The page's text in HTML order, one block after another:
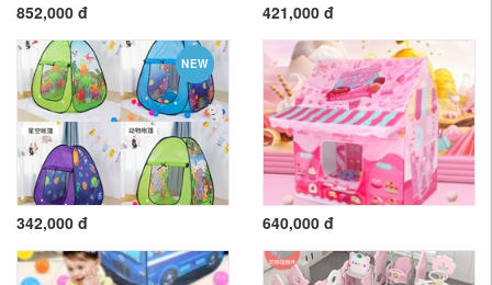
852,000 đ 421,000 đ
NEW
342,000 đ 640,000 đ